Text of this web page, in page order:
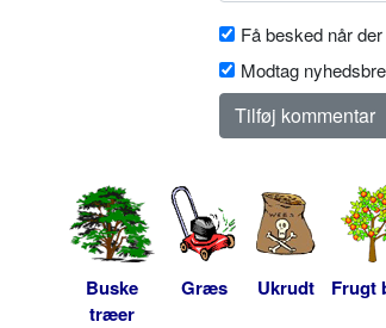
Få besked når
Modtag
Buske
træer
Græs Ukrudt Frugt